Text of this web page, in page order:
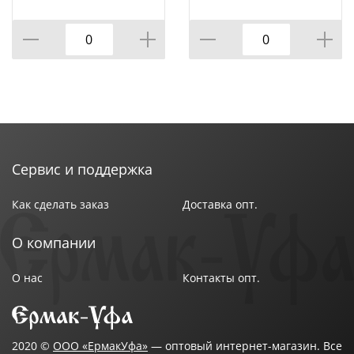
1/9
Сервис и поддержка
Как сделать заказ Доставка опт.
О компании
О нас Контакты опт.
2020 © ООО «ЕрмакУфа» — оптовый интернет-магазин. Все